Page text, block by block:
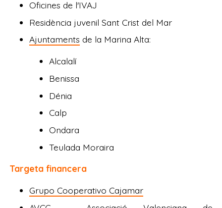
Oficines de l'IVAJ
Residència juvenil Sant Crist del Mar
Ajuntaments de la Marina Alta:
Alcalalí
Benissa
Dénia
Calp
Ondara
Teulada Moraira
Targeta financera
Grupo Cooperativo Cajamar